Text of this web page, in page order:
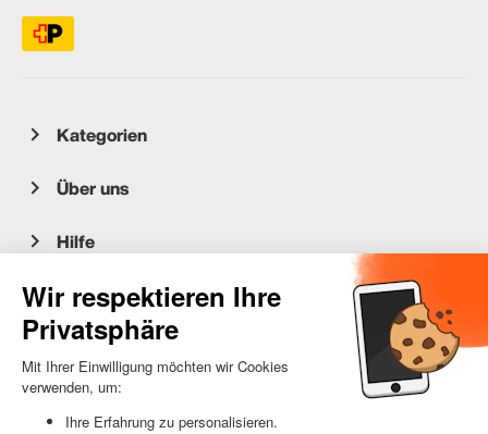
Kategorien
Über uns
Hilfe
Kundenservice
occasion.migros.mobile@recommerce.com
Montag-Freitag 08:00-17:00